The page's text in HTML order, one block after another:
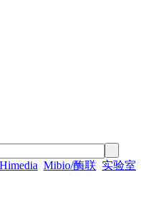
Himedia Mibio/酶联 实验室